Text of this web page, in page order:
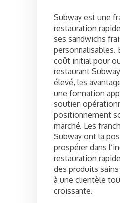
Subway est une
restauration
ses sandwichs
personnalisables.
coût initial pour
restaurant
élevé, les
une formation
soutien
positionnement
marché. Les
Subway ont la
prospérer dans
restauration
des produits
à une clientèle
croissante.